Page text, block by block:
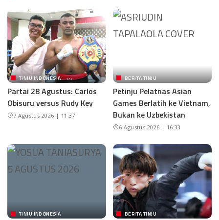
TINJU INDONESIA
Partai 28 Agustus: Carlos
Obisuru versus Rudy Key
7 Agustus 2026 | 11:37
BERITA TINJU
Petinju Pelatnas Asian
Games Berlatih ke Vietnam,
Bukan ke Uzbekistan
6 Agustus 2026 | 16:33
TINJU INDONESIA BERITA TINJU